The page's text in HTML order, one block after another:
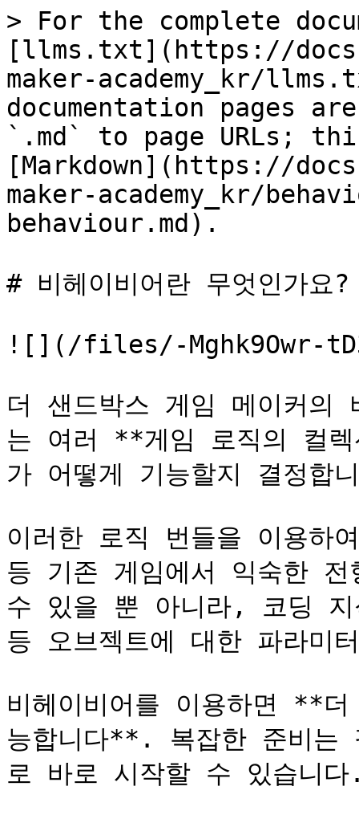
> For the complete
[llms.txt](https://
maker-academy_kr/
documentation pages
`.md` to page URLs;
[Markdown](https://
maker-academy_kr/
behaviour.md).
# 비헤이비어란 무엇인가요?
![](/files/-Mghk9Owr-
더 샌드박스 게임 메이커
는 여러 **게임 로직의 컬
가 어떻게 기능할지 결정합
이러한 로직 번들을 이용
등 기존 게임에서 익숙한 전
수 있을 뿐 아니라, 코딩
등 오브젝트에 대한 파라미
비헤이비어를 이용하면 **
능합니다**. 복잡한 준비는
로 바로 시작할 수 있습니